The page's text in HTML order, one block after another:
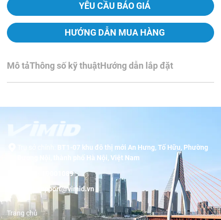
YÊU CẦU BÁO GIÁ
HƯỚNG DẪN MUA HÀNG
Mô tảThông số kỹ thuậtHướng dẫn lắp đặt
BT1-07 khu đô thị mới An Hưng, Tố Hữu, Phường
Dương Nội, thành phố Hà Nội, Việt Nam
19001089
support@vimid.vn
Trang chủ